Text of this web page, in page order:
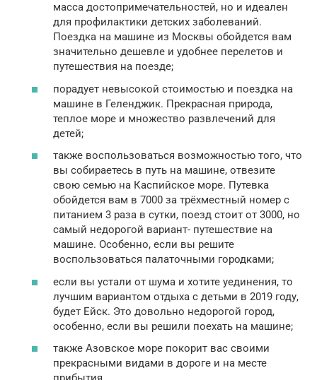
масса достопримечательностей, но и идеален
для профилактики детских заболеваний.
Поездка на машине из Москвы обойдется вам
значительно дешевле и удобнее перелетов и
путешествия на поезде;
порадует невысокой стоимостью и поездка на
машине в Геленджик. Прекрасная природа,
теплое море и множество развлечений для
детей;
также воспользоваться возможностью того, что
вы собираетесь в путь на машине, отвезите
свою семью на Каспийское море. Путевка
обойдется вам в 7000 за трёхместный номер с
питанием 3 раза в сутки, поезд стоит от 3000, но
самый недорогой вариант- путешествие на
машине. Особенно, если вы решите
воспользоваться палаточными городками;
если вы устали от шума и хотите уединения, то
лучшим вариантом отдыха с детьми в 2019 году,
будет Ейск. Это довольно недорогой город,
особенно, если вы решили поехать на машине;
также Азовское море покорит вас своими
прекрасными видами в дороге и на месте